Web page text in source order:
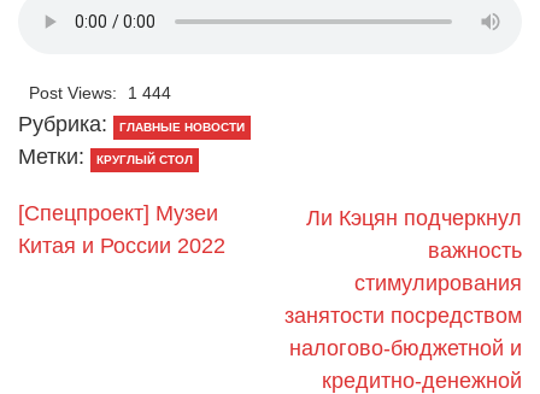
Post Views: 1 444
Рубрика: ГЛАВНЫЕ НОВОСТИ
Метки: КРУГЛЫЙ СТОЛ
[Спецпроект] Музеи
Китая и России 2022
Ли Кэцян подчеркнул
важность
стимулирования
занятости посредством
налогово-бюджетной и
кредитно-денежной